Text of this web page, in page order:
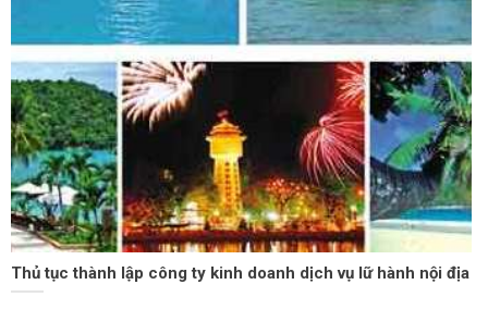
Thủ tục thành lập công ty kinh doanh dịch vụ lữ hành nội địa